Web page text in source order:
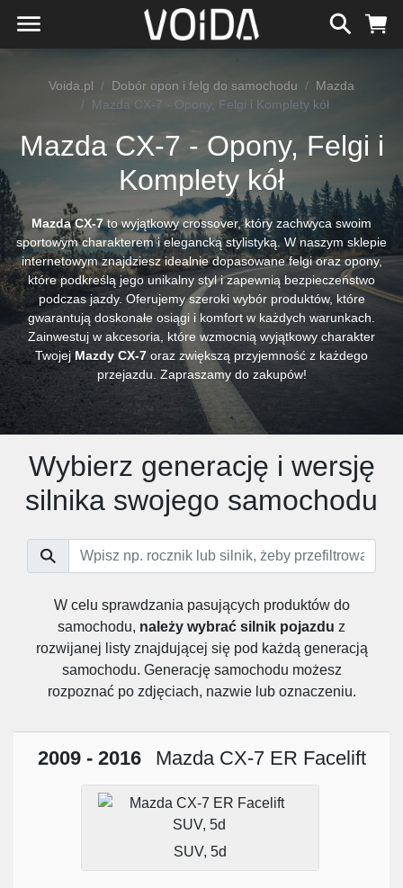
Voida.pl Dobór opon i felg do samochodu
Mazda
Mazda CX-7 - Opony, Felgi i Komplety kół
Mazda CX-7 - Opony, Felgi i
Komplety kół
Mazda CX-7to wyjątkowy crossover, który zachwyca swoim
sportowym charakterem i elegancką stylistyką. W naszym sklepie
internetowym znajdziesz idealnie dopasowane felgi oraz opony,
które podkreślą jego unikalny styl i zapewnią bezpieczeństwo
podczas jazdy. Oferujemy szeroki wybór produktów, które
gwarantują doskonałe osiągi i komfort w każdych warunkach.
Zainwestuj w akcesoria, które wzmocnią wyjątkowy charakter
TwojejMazdy CX-7 oraz zwiększą przyjemność z każdego
przejazdu. Zapraszamy do zakupów!
Wybierz generację i wersję
silnika swojego samochodu
W celu sprawdzania pasujących produktów do
samochodu, należy wybrać silnik pojazdu z
rozwijanej listy znajdującej się pod każdą generacją
samochodu. Generację samochodu możesz
rozpoznać po zdjęciach, nazwie lub oznaczeniu.
2009 - 2016 Mazda CX-7 ER Facelift
SUV, 5d